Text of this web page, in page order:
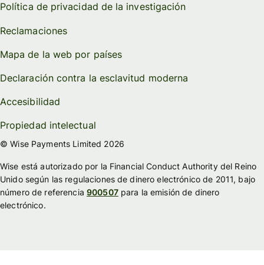
Política de privacidad de la investigación
Reclamaciones
Mapa de la web por países
Declaración contra la esclavitud moderna
Accesibilidad
Propiedad intelectual
© Wise Payments Limited 2026
Wise está autorizado por la Financial Conduct Authority del Reino
Unido según las regulaciones de dinero electrónico de 2011, bajo
número de referencia 900507para la emisión de dinero
electrónico.